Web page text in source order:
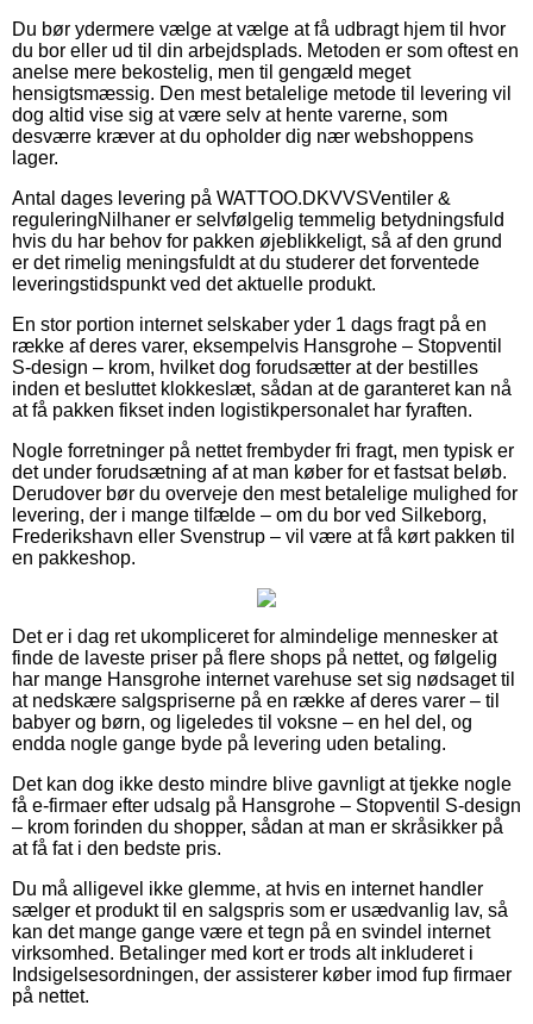
Du bør ydermere vælge at vælge at få udbragt hjem til hvor
du bor eller ud til din arbejdsplads. Metoden er som oftest en
anelse mere bekostelig, men til gengæld meget
hensigtsmæssig. Den mest betalelige metode til levering vil
dog altid vise sig at være selv at hente varerne, som
desværre kræver at du opholder dig nær webshoppens
lager.
Antal dages levering på WATTOO.DKVVSVentiler &
reguleringNilhaner er selvfølgelig temmelig betydningsfuld
hvis du har behov for pakken øjeblikkeligt, så af den grund
er det rimelig meningsfuldt at du studerer det forventede
leveringstidspunkt ved det aktuelle produkt.
En stor portion internet selskaber yder 1 dags fragt på en
række af deres varer, eksempelvis Hansgrohe – Stopventil
S-design – krom, hvilket dog forudsætter at der bestilles
inden et besluttet klokkeslæt, sådan at de garanteret kan nå
at få pakken fikset inden logistikpersonalet har fyraften.
Nogle forretninger på nettet frembyder fri fragt, men typisk er
det under forudsætning af at man køber for et fastsat beløb.
Derudover bør du overveje den mest betalelige mulighed for
levering, der i mange tilfælde – om du bor ved Silkeborg,
Frederikshavn eller Svenstrup – vil være at få kørt pakken til
en pakkeshop.
Det er i dag ret ukompliceret for almindelige mennesker at
finde de laveste priser på flere shops på nettet, og følgelig
har mange Hansgrohe internet varehuse set sig nødsaget til
at nedskære salgspriserne på en række af deres varer – til
babyer og børn, og ligeledes til voksne – en hel del, og
endda nogle gange byde på levering uden betaling.
Det kan dog ikke desto mindre blive gavnligt at tjekke nogle
få e-firmaer efter udsalg på Hansgrohe – Stopventil S-design
– krom forinden du shopper, sådan at man er skråsikker på
at få fat i den bedste pris.
Du må alligevel ikke glemme, at hvis en internet handler
sælger et produkt til en salgspris som er usædvanlig lav, så
kan det mange gange være et tegn på en svindel internet
virksomhed. Betalinger med kort er trods alt inkluderet i
Indsigelsesordningen, der assisterer køber imod fup firmaer
på nettet.